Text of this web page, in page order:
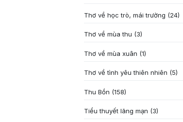
Thơ về học trò, mái trường (24)
Thơ về mùa thu (3)
Thơ về mùa xuân (1)
Thơ về tình yêu thiên nhiên (5)
Thu Bồn (158)
Tiểu thuyết lãng mạn (3)